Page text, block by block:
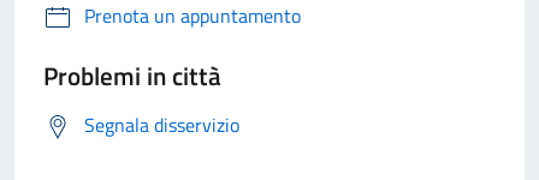
Prenota un appuntamento
Problemi in città
Segnala disservizio